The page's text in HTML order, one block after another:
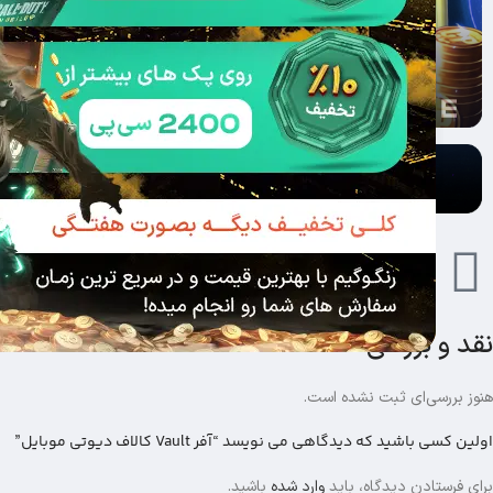
نقد و بررسی‌ها
هنوز بررسی‌ای ثبت نشده است.
اولین کسی باشید که دیدگاهی می نویسد “آفر Vault کالاف دیوتی موبایل”
برای فرستادن دیدگاه، بایدوارد شده باشید.